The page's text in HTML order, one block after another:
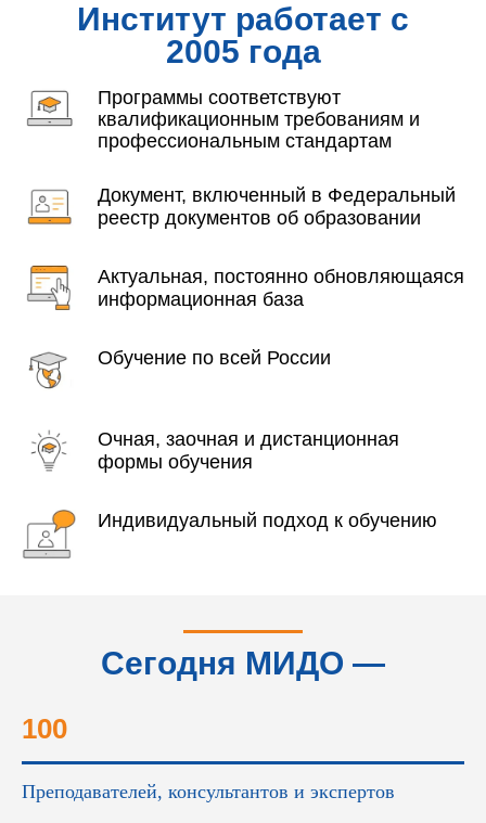
Институт работает с
2005 года
Программы соответствуют
квалификационным требованиям и
профессиональным стандартам
Документ, включенный в Федеральный
реестр документов об образовании
Актуальная, постоянно обновляющаяся
информационная база
Обучение по всей России
Очная, заочная и дистанционная
формы обучения
Индивидуальный подход к обучению
Сегодня МИДО —
100
Преподавателей, консультантов и экспертов